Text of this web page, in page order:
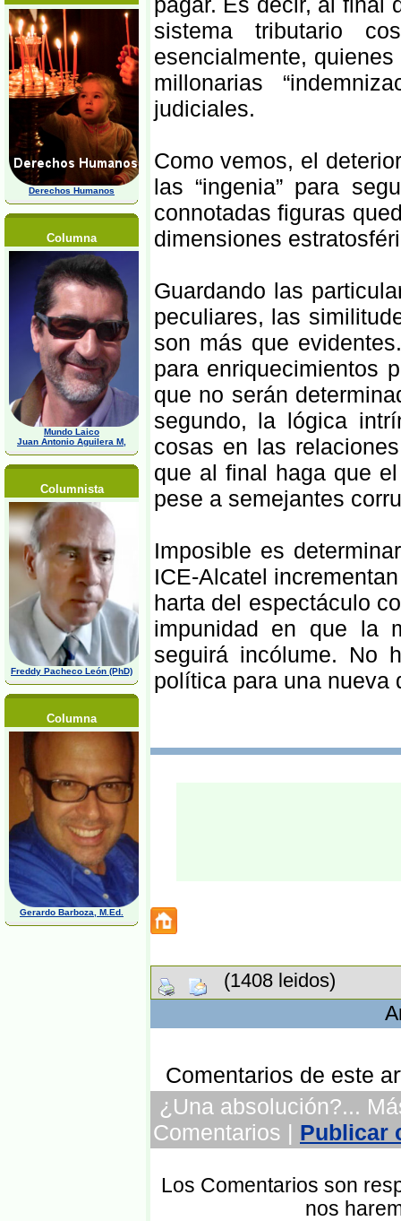
Derechos Humanos
Columna
Mundo Laico
Juan Antonio Aguilera M,
Columnista
Freddy Pacheco León (PhD)
Columna
Gerardo Barboza, M.Ed.
sistema tributario
esencialmente,
millonarias
judiciales.
Como vemos, el
las “ingenia” para
connotadas figuras
dimensiones
Guardando las
peculiares, las
son más que
para enriquecimientos
que no serán
segundo, la lógica
cosas en las
que al final haga que
pese a semejantes
Imposible es
ICE-Alcatel
harta del espectáculo
impunidad en que la
seguirá incólume. No
política para una nueva
(1408 leidos)
Comentarios de este
¿Una absolución?...
Comentarios | Publicar
Los Comentarios son
nos